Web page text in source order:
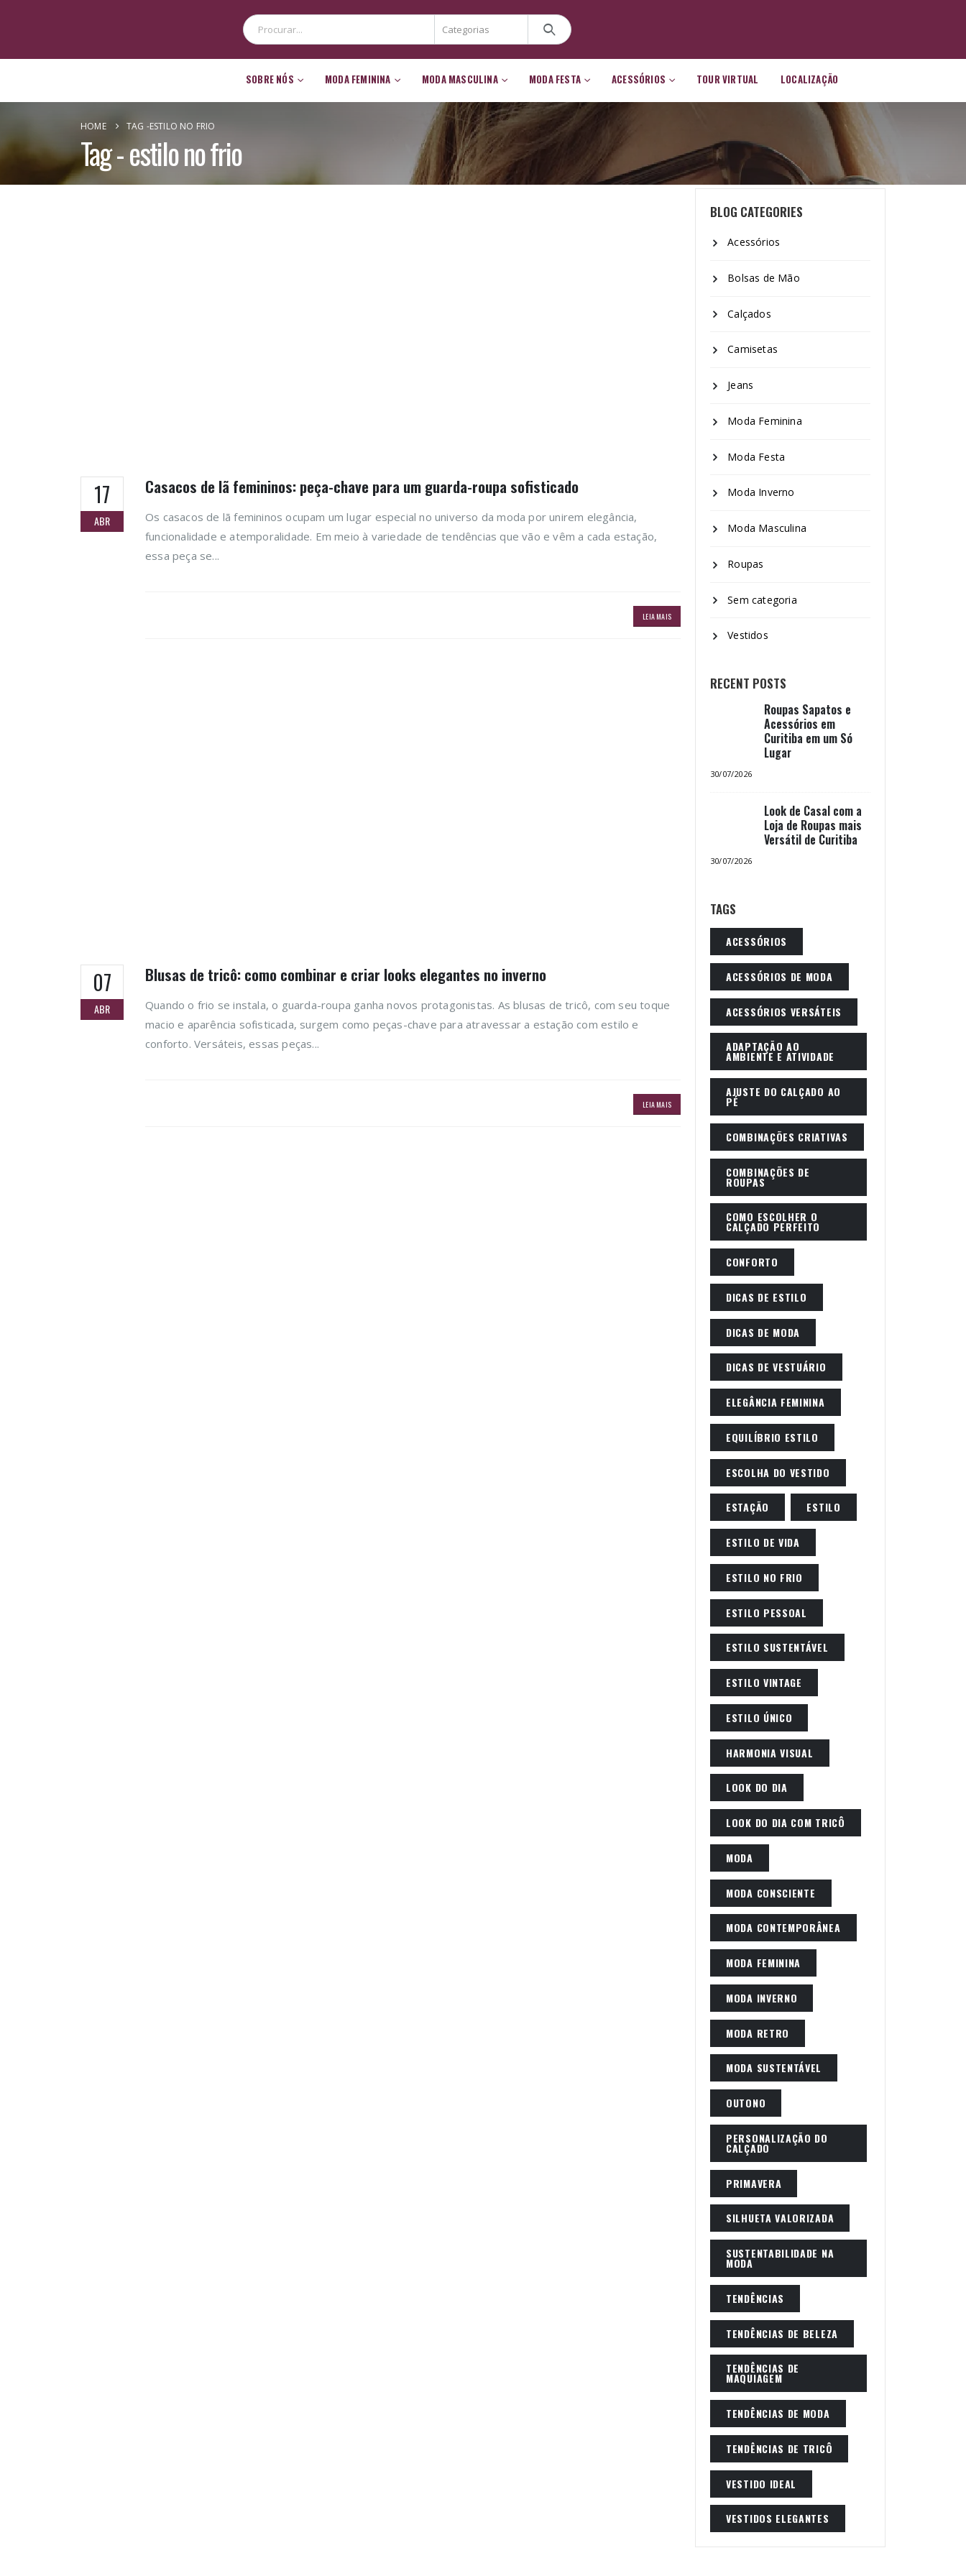
SOBRE NÓS MODA FEMININA MODA MASCULINA MODA FESTA ACESSÓRIOS TOUR VIRTUAL LOCALIZAÇÃO
HOME TAG -ESTILO NO FRIO
Tag - estilo no frio
17
ABR
Casacos de lã femininos: peça-chave para um guarda-roupa sofisticado
Os casacos de lã femininos ocupam um lugar especial no universo da moda por unirem elegância,
funcionalidade e atemporalidade. Em meio à variedade de tendências que vão e vêm a cada estação,
essa peça se...
LEIA MAIS
07
ABR
Blusas de tricô: como combinar e criar looks elegantes no inverno
Quando o frio se instala, o guarda-roupa ganha novos protagonistas. As blusas de tricô, com seu toque
macio e aparência sofisticada, surgem como peças-chave para atravessar a estação com estilo e
conforto. Versáteis, essas peças...
LEIA MAIS
BLOG CATEGORIES
Acessórios
Bolsas de Mão
Calçados
Camisetas
Jeans
Moda Feminina
Moda Festa
Moda Inverno
Moda Masculina
Roupas
Sem categoria
Vestidos
RECENT POSTS
Roupas Sapatos e
Acessórios em
Curitiba em um Só
Lugar
30/07/2026
Look de Casal com a
Loja de Roupas mais
Versátil de Curitiba
30/07/2026
TAGS
ACESSÓRIOS
ACESSÓRIOS DE MODA
ACESSÓRIOS VERSÁTEIS
ADAPTAÇÃO AO
AMBIENTE E ATIVIDADE
AJUSTE DO CALÇADO AO
PÉ
COMBINAÇÕES CRIATIVAS
COMBINAÇÕES DE
ROUPAS
COMO ESCOLHER O
CALÇADO PERFEITO
CONFORTO
DICAS DE ESTILO
DICAS DE MODA
DICAS DE VESTUÁRIO
ELEGÂNCIA FEMININA
EQUILÍBRIO ESTILO
ESCOLHA DO VESTIDO
ESTAÇÃO ESTILO
ESTILO DE VIDA
ESTILO NO FRIO
ESTILO PESSOAL
ESTILO SUSTENTÁVEL
ESTILO VINTAGE
ESTILO ÚNICO
HARMONIA VISUAL
LOOK DO DIA
LOOK DO DIA COM TRICÔ
MODA
MODA CONSCIENTE
MODA CONTEMPORÂNEA
MODA FEMININA
MODA INVERNO
MODA RETRO
MODA SUSTENTÁVEL
OUTONO
PERSONALIZAÇÃO DO
CALÇADO
PRIMAVERA
SILHUETA VALORIZADA
SUSTENTABILIDADE NA
MODA
TENDÊNCIAS
TENDÊNCIAS DE BELEZA
TENDÊNCIAS DE
MAQUIAGEM
TENDÊNCIAS DE MODA
TENDÊNCIAS DE TRICÔ
VESTIDO IDEAL
VESTIDOS ELEGANTES